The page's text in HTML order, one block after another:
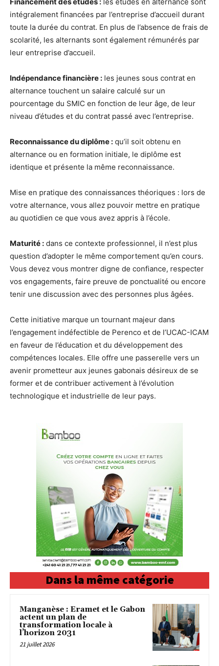
Financement des études : les études en alternance sont
intégralement financées par l’entreprise d’accueil durant
toute la durée du contrat. En plus de l’absence de frais de
scolarité, les alternants sont également rémunérés par
leur entreprise d’accueil.
Indépendance financière : les jeunes sous contrat en
alternance touchent un salaire calculé sur un
pourcentage du SMIC en fonction de leur âge, de leur
niveau d’études et du contrat passé avec l’entreprise.
Reconnaissance du diplôme : qu’il soit obtenu en
alternance ou en formation initiale, le diplôme est
identique et présente la même reconnaissance.
Mise en pratique des connaissances théoriques : lors de
votre alternance, vous allez pouvoir mettre en pratique
au quotidien ce que vous avez appris à l’école.
Maturité : dans ce contexte professionnel, il n’est plus
question d’adopter le même comportement qu’en cours.
Vous devez vous montrer digne de confiance, respecter
vos engagements, faire preuve de ponctualité ou encore
tenir une discussion avec des personnes plus âgées.
Cette initiative marque un tournant majeur dans
l’engagement indéfectible de Perenco et de l’UCAC-ICAM
en faveur de l’éducation et du développement des
compétences locales. Elle offre une passerelle vers un
avenir prometteur aux jeunes gabonais désireux de se
former et de contribuer activement à l’évolution
technologique et industrielle de leur pays.
Dans la même catégorie
Manganèse : Eramet et le Gabon
actent un plan de
transformation locale à
l’horizon 2031
21 juillet 2026